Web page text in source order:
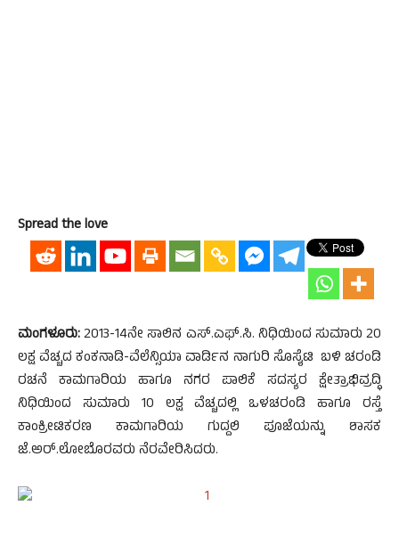
Spread the love
ಮಂಗಳೂರು:2013-14ನೇ ಸಾಲಿನ ಎಸ್.ಎಫ್.ಸಿ. ನಿಧಿಯಿಂದ ಸುಮಾರು 20
ಲಕ್ಷ ವೆಚ್ಚದ ಕಂಕನಾಡಿ-ವೆಲೆನ್ಸಿಯಾ ವಾರ್ಡಿನ ನಾಗುರಿ ಸೊಸೈಟಿ ಬಳಿ ಚರಂಡಿ
ರಚನೆ ಕಾಮಗಾರಿಯ ಹಾಗೂ ನಗರ ಪಾಲಿಕೆ ಸದಸ್ಯರ ಕ್ಷೇತ್ರಾಭಿವ್ರದ್ಧಿ
ನಿಧಿಯಿಂದ ಸುಮಾರು 10 ಲಕ್ಷ ವೆಚ್ಚದಲ್ಲಿ ಒಳಚರಂಡಿ ಹಾಗೂ ರಸ್ತೆ
ಕಾಂಕ್ರೀಟಿಕರಣ ಕಾಮಗಾರಿಯ ಗುದ್ದಲಿ ಪೂಜೆಯನ್ನು ಶಾಸಕ
ಜೆ.ಅರ್.ಲೋಬೊರವರು ನೆರವೇರಿಸಿದರು.